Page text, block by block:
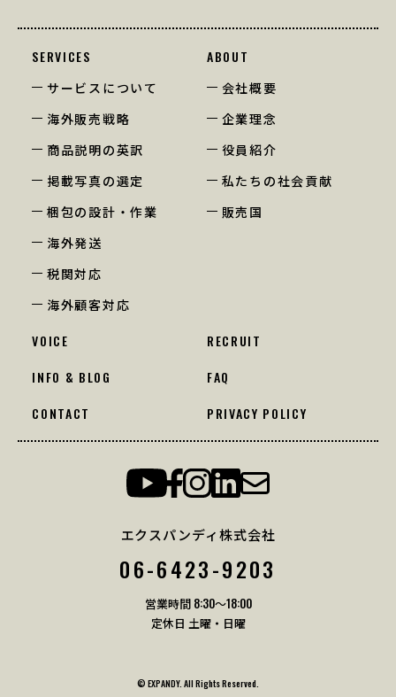
SERVICES
サービスについて
海外販売戦略
商品説明の英訳
掲載写真の選定
梱包の設計・作業
海外発送
税関対応
海外顧客対応
ABOUT
会社概要
企業理念
役員紹介
私たちの社会貢献
販売国
VOICE
RECRUIT
INFO & BLOG
FAQ
CONTACT
PRIVACY POLICY
エクスパンディ株式会社
06-6423-9203
営業時間 8:30〜18:00
定休日 土曜・日曜
© EXPANDY. All Rights Reserved.